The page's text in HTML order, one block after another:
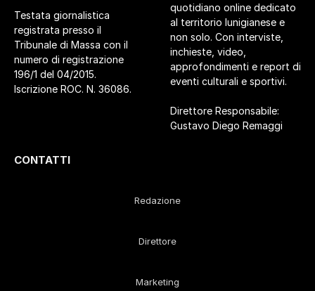
Testata giornalistica
registrata presso il
Tribunale di Massa con il
numero di registrazione
196/1 del 04/2015.
Iscrizione ROC. N. 36086.
quotidiano online dedicato
al territorio lunigianese e
non solo. Con interviste,
inchieste, video,
approfondimenti e report di
eventi culturali e sportivi.
Direttore Responsabile:
Gustavo Diego Remaggi
CONTATTI
Redazione
Direttore
Marketing